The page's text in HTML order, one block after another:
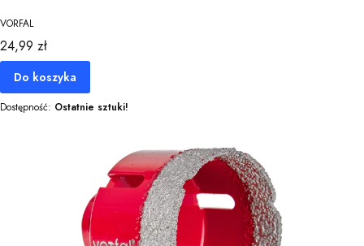
VORFAL
Cena
24,99 zł
Do koszyka
Dostępność: Ostatnie sztuki!